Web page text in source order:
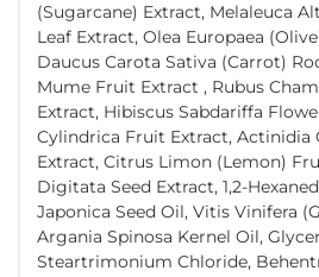
(Sugarcane) Extract, Melaleuca
Leaf Extract, Olea Europaea
Daucus Carota Sativa (Carrot)
Mume Fruit Extract , Rubus
Extract, Hibiscus Sabdariffa
Cylindrica Fruit Extract, Actinidia
Extract, Citrus Limon (Lemon)
Digitata Seed Extract, 1,2-
Japonica Seed Oil, Vitis Vinifera
Argania Spinosa Kernel Oil,
Steartrimonium Chloride,